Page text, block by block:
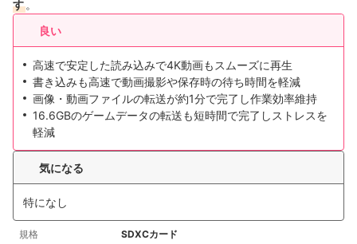
す 。
良い
高速で安定した読み込みで4K動画もスムーズに再生
書き込みも高速で動画撮影や保存時の待ち時間を軽減
画像・動画ファイルの転送が約1分で完了し作業効率維持
16.6GBのゲームデータの転送も短時間で完了しストレスを
軽減
気になる
特になし
規格 SDXCカード